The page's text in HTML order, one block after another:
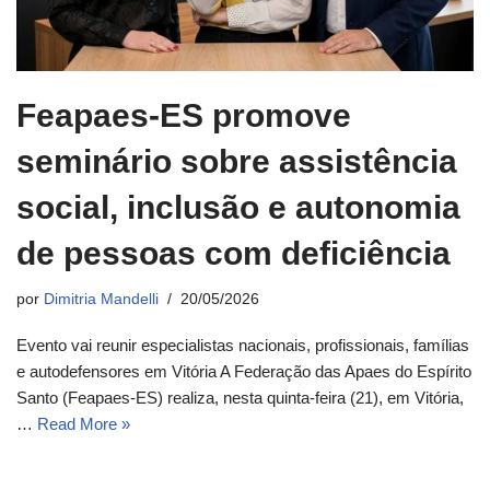
Feapaes-ES promove
seminário sobre assistência
social, inclusão e autonomia
de pessoas com deficiência
por Dimitria Mandelli 20/05/2026
Evento vai reunir especialistas nacionais, profissionais, famílias
e autodefensores em Vitória A Federação das Apaes do Espírito
Santo (Feapaes-ES) realiza, nesta quinta-feira (21), em Vitória,
… Read More »